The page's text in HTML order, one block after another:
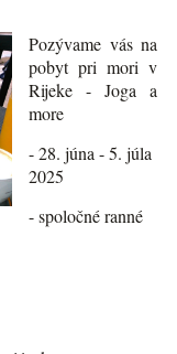
Pozývame vás na
pobyt pri mori v
Rijeke - Joga a
more
- 28. júna - 5. júla
2025
- spoločné ranné